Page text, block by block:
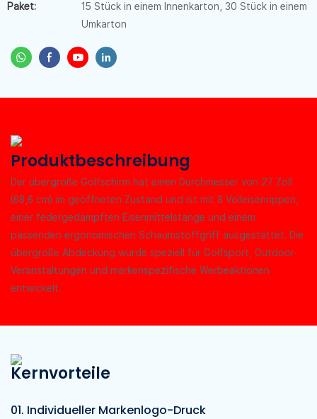
Paket:
15 Stück in einem Innenkarton, 30 Stück in einem
Umkarton
Produktbeschreibung
Der übergroße Golfschirm hat einen Durchmesser von 27 Zoll
(68,6 cm) im geöffneten Zustand und ist mit 8 Volleisenrippen,
einer federgedämpften Eisenmittelstange und einem
passenden ergonomischen Schaumstoffgriff ausgestattet. Die
übergroße Abdeckung wurde speziell für Golfsport, Outdoor-
Veranstaltungen und markenspezifische Werbeaktionen
entwickelt.
Kernvorteile
01. Individueller Markenlogo-Druck